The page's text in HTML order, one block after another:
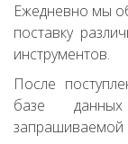
Ежедневно мы
поставку
инструментов.
После
базе